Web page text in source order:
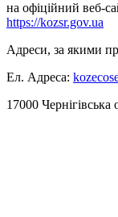
на офіційний веб-
https://kozsr.gov.ua
Адреси, за якими
Ел. Адреса:
17000